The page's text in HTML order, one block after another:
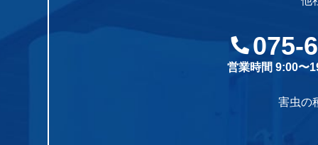
075-
営業時間 9:00〜
害虫の